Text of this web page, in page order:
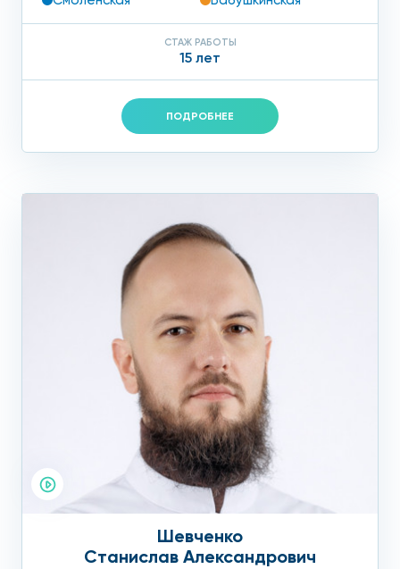
СТАЖ РАБОТЫ
15 лет
ПОДРОБНЕЕ
Шевченко
Станислав Александрович